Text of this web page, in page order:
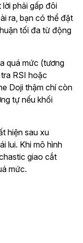
phải gấp đôi
ra, bạn có thể đặt
tối đa từ động
quá mức (tương
RSI hoặc
Doji thậm chí còn
tự nếu khối
hiện sau xu
lui. Khi mô hình
giao cắt
mức.